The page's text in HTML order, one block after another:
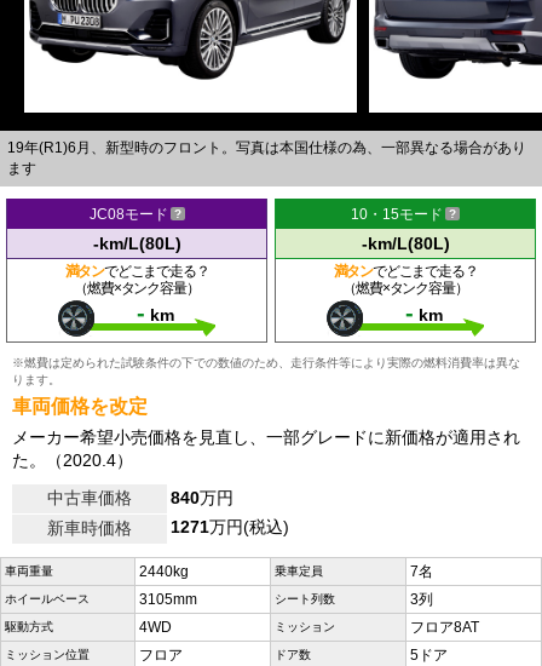
19年(R1)6月、新型時のフロント。写真は本国仕様の為、一部異なる場合があり
ます
JC08モード
-km/L(80L)
満タンでどこまで走る？
（燃費×タンク容量）
- km
10・15モード
-km/L(80L)
満タンでどこまで走る？
（燃費×タンク容量）
- km
※燃費は定められた試験条件の下での数値のため、走行条件等により実際の燃料消費率は異な
ります。
車両価格を改定
メーカー希望小売価格を見直し、一部グレードに新価格が適用され
た。（2020.4）
中古車価格
840万円
新車時価格
1271万円(税込)
車両重量 2440kg 乗車定員 7名
ホイールベース 3105mm シート列数 3列
駆動方式 4WD ミッション フロア8AT
ミッション位置 フロア ドア数 5ドア